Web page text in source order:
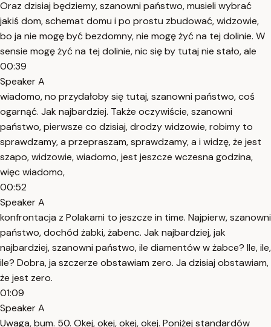
Oraz dzisiaj będziemy, szanowni państwo, musieli wybrać
jakiś dom, schemat domu i po prostu zbudować, widzowie,
bo ja nie mogę być bezdomny, nie mogę żyć na tej dolinie. W
sensie mogę żyć na tej dolinie, nic się by tutaj nie stało, ale
00:39
Speaker A
wiadomo, no przydałoby się tutaj, szanowni państwo, coś
ogarnąć. Jak najbardziej. Także oczywiście, szanowni
państwo, pierwsze co dzisiaj, drodzy widzowie, robimy to
sprawdzamy, a przepraszam, sprawdzamy, a i widzę, że jest
szapo, widzowie, wiadomo, jest jeszcze wczesna godzina,
więc wiadomo,
00:52
Speaker A
konfrontacja z Polakami to jeszcze in time. Najpierw, szanowni
państwo, dochód żabki, żabenc. Jak najbardziej, jak
najbardziej, szanowni państwo, ile diamentów w żabce? Ile, ile,
ile? Dobra, ja szczerze obstawiam zero. Ja dzisiaj obstawiam,
że jest zero.
01:09
Speaker A
Uwaga, bum. 50. Okej, okej, okej, okej. Poniżej standardów